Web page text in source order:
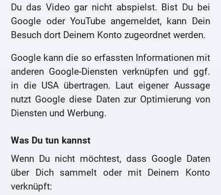
Du das Video gar nicht abspielst. Bist Du bei
Google oder YouTube angemeldet, kann Dein
Besuch dort Deinem Konto zugeordnet werden.
Google kann die so erfassten Informationen mit
anderen Google-Diensten verknüpfen und ggf.
in die USA übertragen. Laut eigener Aussage
nutzt Google diese Daten zur Optimierung von
Diensten und Werbung.
Was Du tun kannst
Wenn Du nicht möchtest, dass Google Daten
über Dich sammelt oder mit Deinem Konto
verknüpft: